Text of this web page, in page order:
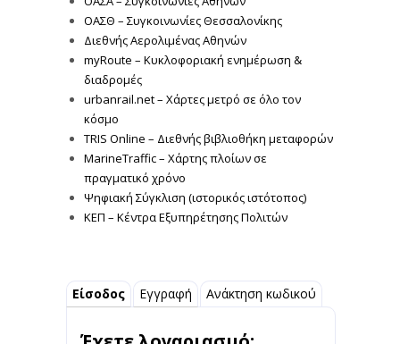
ΟΑΣΘ – Συγκοινωνίες Θεσσαλονίκης
Διεθνής Αερολιμένας Αθηνών
myRoute – Κυκλοφοριακή ενημέρωση &
διαδρομές
urbanrail.net – Χάρτες μετρό σε όλο τον
κόσμο
TRIS Online – Διεθνής βιβλιοθήκη μεταφορών
MarineTraffic – Χάρτης πλοίων σε
πραγματικό χρόνο
Ψηφιακή Σύγκλιση (ιστορικός ιστότοπος)
ΚΕΠ – Κέντρα Εξυπηρέτησης Πολιτών
Είσοδος Εγγραφή Ανάκτηση κωδικού